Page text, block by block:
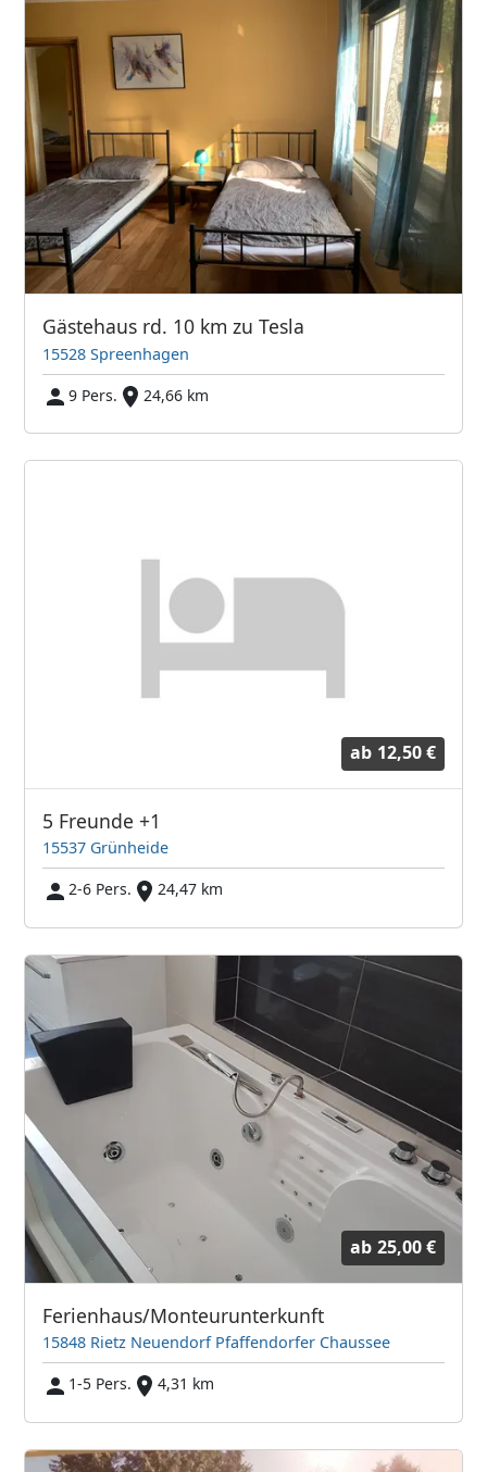
Gästehaus rd. 10 km zu Tesla
15528 Spreenhagen
9 Pers.
24,66 km
ab 12,50 €
5 Freunde +1
15537 Grünheide
2-6 Pers.
24,47 km
ab 25,00 €
Ferienhaus/Monteurunterkunft
15848 Rietz Neuendorf Pfaffendorfer Chaussee
1-5 Pers.
4,31 km